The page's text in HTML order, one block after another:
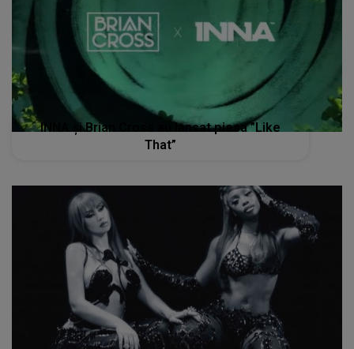
INNA și Brian Cross au lansat piesa ”Like
That”